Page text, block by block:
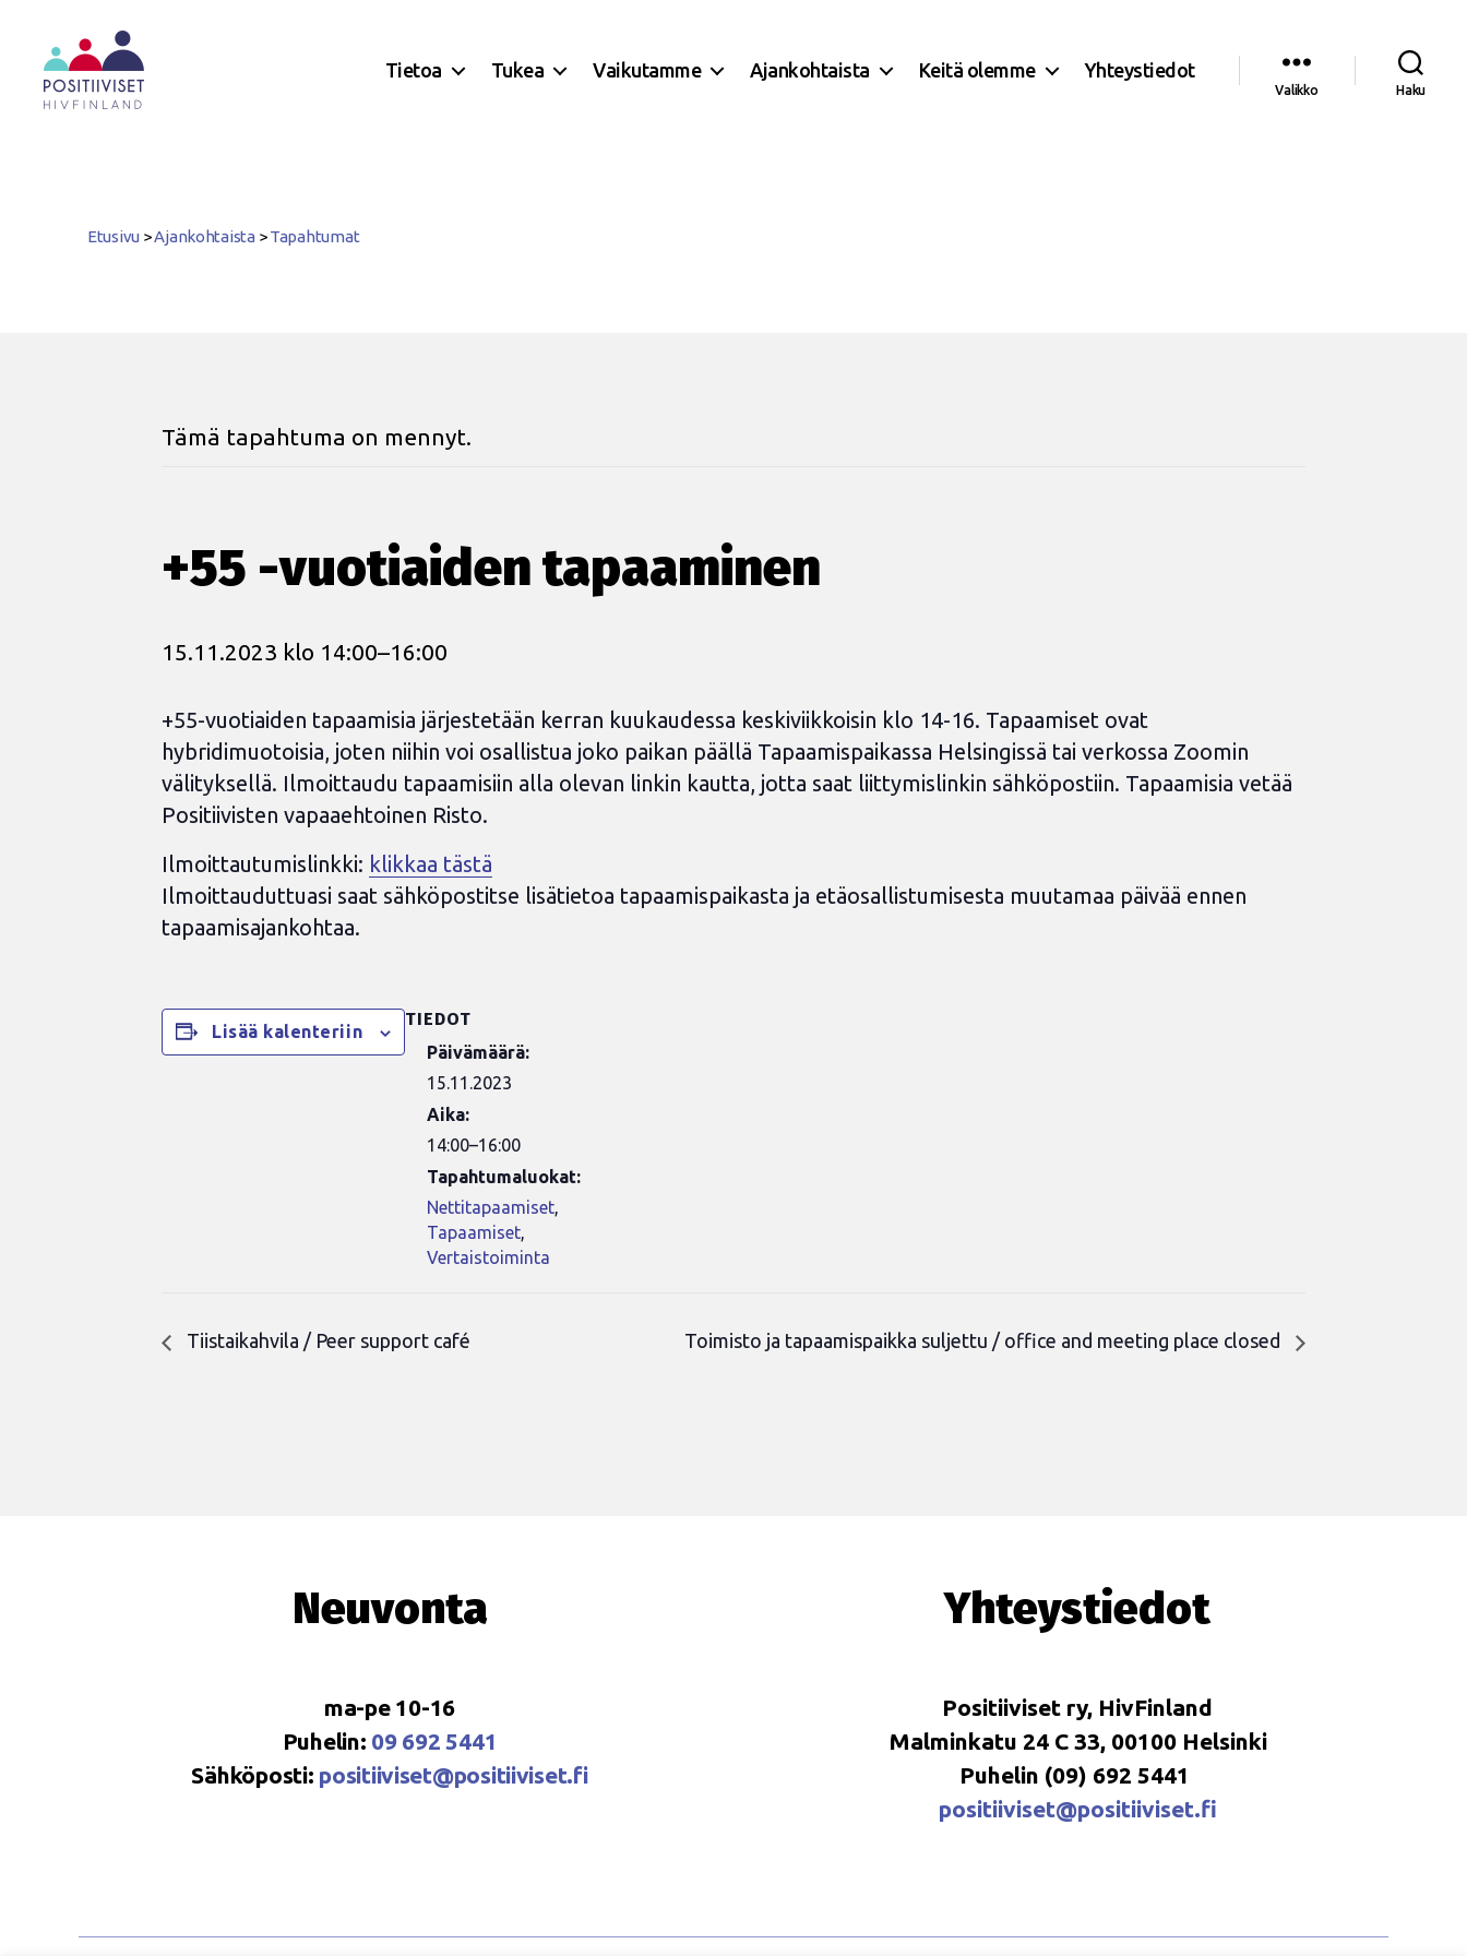
Tietoa Tukea Vaikutamme Ajankohtaista Keitä olemme Yhteystiedot
Valikko Haku
Etusivu >Ajankohtaista >Tapahtumat
Tämä tapahtuma on mennyt.
+55 -vuotiaiden tapaaminen
15.11.2023 klo 14:00–16:00
+55-vuotiaiden tapaamisia järjestetään kerran kuukaudessa keskiviikkoisin klo 14-16. Tapaamiset ovat
hybridimuotoisia, joten niihin voi osallistua joko paikan päällä Tapaamispaikassa Helsingissä tai verkossa Zoomin
välityksellä. Ilmoittaudu tapaamisiin alla olevan linkin kautta, jotta saat liittymislinkin sähköpostiin. Tapaamisia vetää
Positiivisten vapaaehtoinen Risto.
Ilmoittautumislinkki: klikkaa tästä
Ilmoittauduttuasi saat sähköpostitse lisätietoa tapaamispaikasta ja etäosallistumisesta muutamaa päivää ennen
tapaamisajankohtaa.
Lisää kalenteriin
TIEDOT
Päivämäärä:
15.11.2023
Aika:
14:00–16:00
Tapahtumaluokat:
Nettitapaamiset,
Tapaamiset,
Vertaistoiminta
Tiistaikahvila / Peer support café Toimisto ja tapaamispaikka suljettu / office and meeting place closed
Neuvonta
ma-pe 10-16
Puhelin: 09 692 5441
Sähköposti: positiiviset@positiiviset.fi
Yhteystiedot
Positiiviset ry, HivFinland
Malminkatu 24 C 33, 00100 Helsinki
Puhelin (09) 692 5441
positiiviset@positiiviset.fi